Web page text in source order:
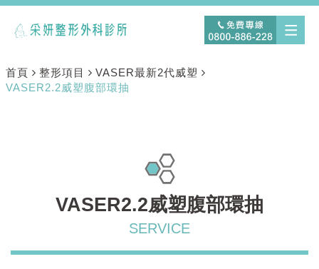
首頁 整形項目
VASER最新2代威塑
VASER2.2威塑腹部環抽
VASER2.2威塑腹部環抽